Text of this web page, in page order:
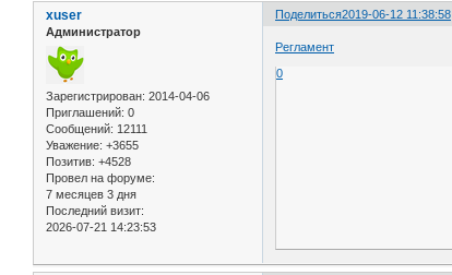
Поделиться2019-06-12 11:38:58
xuser
Администратор
Зарегистрирован: 2014-04-06
Приглашений: 0
Сообщений: 12111
Уважение: +3655
Позитив: +4528
Провел на форуме:
7 месяцев 3 дня
Последний визит:
2026-07-21 14:23:53
Регламент
0